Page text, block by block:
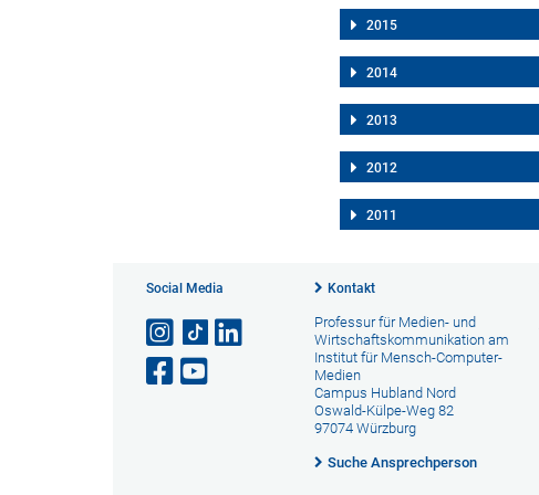
2015
2014
2013
2012
2011
Social Media Kontakt
Professur für Medien- und
Wirtschaftskommunikation am
Institut für Mensch-Computer-
Medien
Campus Hubland Nord
Oswald-Külpe-Weg 82
97074 Würzburg
Suche Ansprechperson